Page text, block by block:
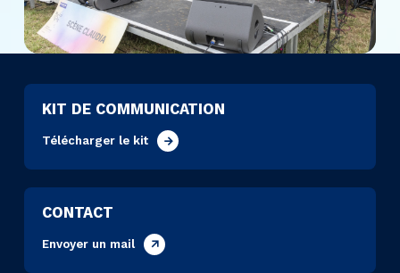
KIT DE COMMUNICATION
Télécharger le kit
CONTACT
Envoyer un mail